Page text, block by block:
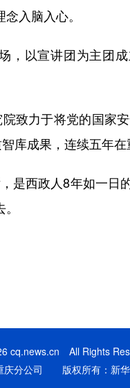
入脑入心。
以宣讲团为主团
力于将党的国家
库成果，连续五年在
西政人8年如一日
cq.news.cn All Rights
庆分公司 版权所有：新华